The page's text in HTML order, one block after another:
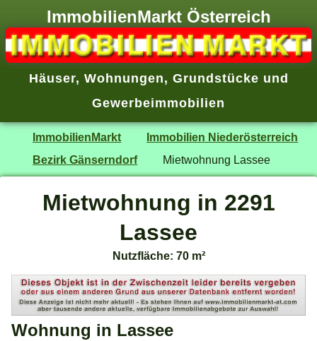
ImmobilienMarkt Österreich
Häuser, Wohnungen, Grundstücke und
Gewerbeimmobilien
ImmobilienMarkt
Immobilien Niederösterreich
Bezirk Gänserndorf
Mietwohnung Lassee
Mietwohnung in 2291
Lassee
Nutzfläche: 70 m²
Wohnung in Lassee